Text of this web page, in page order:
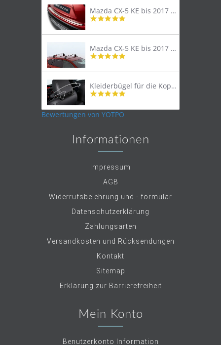
Mazda CX-5 KE bis 2017 Trittschutzleiste Edelstahl original
4.8
rating
Mazda CX-5 KE bis 2017 Lastenträger Dachträger
4.9
rating
Kleiderbügel für die Kopfstütze
4.9
rating
Bewertungen von YOTPO
Informationen
Impressum
AGB
Widerrufsbelehrung und - formular
Datenschutzerklärung
Zahlungsarten
Versandkosten und Rücksendungen
Kontakt
Sitemap
Erklärung zur Barrierefreiheit
Mein Konto
Benutzerkonto Information